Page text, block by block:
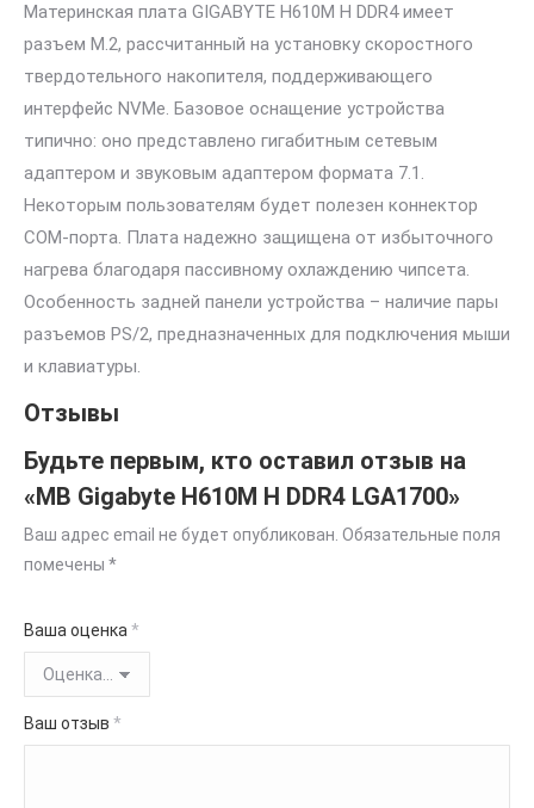
Материнская плата GIGABYTE H610M H DDR4 имеет
разъем M.2, рассчитанный на установку скоростного
твердотельного накопителя, поддерживающего
интерфейс NVMe. Базовое оснащение устройства
типично: оно представлено гигабитным сетевым
адаптером и звуковым адаптером формата 7.1.
Некоторым пользователям будет полезен коннектор
COM-порта. Плата надежно защищена от избыточного
нагрева благодаря пассивному охлаждению чипсета.
Особенность задней панели устройства – наличие пары
разъемов PS/2, предназначенных для подключения мыши
и клавиатуры.
Отзывы
Будьте первым, кто оставил отзыв на
«MB Gigabyte H610M H DDR4 LGA1700»
Ваш адрес email не будет опубликован. Обязательные поля
помечены *
Ваша оценка *
Ваш отзыв *